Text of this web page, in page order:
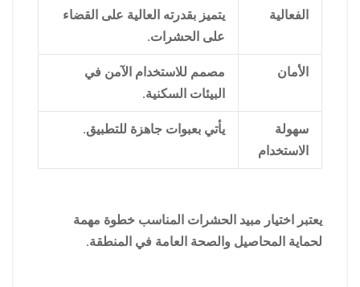
الفعالية
يتميز بقدرته العالية على القضاء
على الحشرات.
الأمان
مصمم للاستخدام الآمن في
البيئات السكنية.
سهولة
الاستخدام
يأتي بعبوات جاهزة للتطبيق.
يعتبر اختيار مبيد الحشرات المناسب خطوة مهمة
لحماية المحاصيل والصحة العامة في المنطقة.